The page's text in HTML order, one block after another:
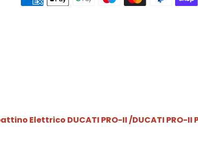
Elettrico DUCATI PRO-II /DUCATI PRO-II